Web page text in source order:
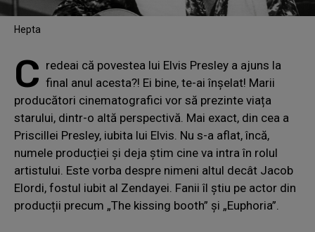
Hepta
C redeai că povestea lui Elvis Presley a ajuns la
final anul acesta?! Ei bine, te-ai înșelat! Marii
producători cinematografici vor să prezinte viața
starului, dintr-o altă perspectivă. Mai exact, din cea a
Priscillei Presley, iubita lui Elvis. Nu s-a aflat, încă,
numele producției și deja știm cine va intra în rolul
artistului. Este vorba despre nimeni altul decât Jacob
Elordi, fostul iubit al Zendayei. Fanii îl știu pe actor din
producții precum „The kissing booth” și „Euphoria”.